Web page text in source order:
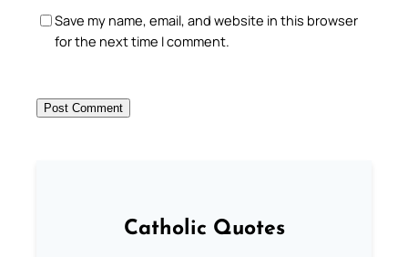
Save my name, email, and website in this browser
for the next time I comment.
Catholic Quotes